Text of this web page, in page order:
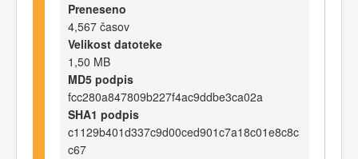
Preneseno
4,567 časov
Velikost datoteke
1,50 MB
MD5 podpis
fcc280a847809b227f4ac9ddbe3ca02a
SHA1 podpis
c1129b401d337c9d00ced901c7a18c01e8c8c
c67